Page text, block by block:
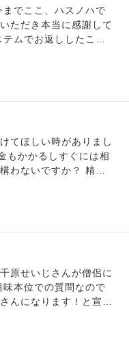
） 特殊な事情を抱え
（Nocturnes, 2009）
『忘れられた巨人』
』（Klara and the Su
しいとこ
に思います。ここまで
した。
でここ、ハスノハで
ただき本当に感謝して
ムでお返ししたこと
らず、いつか助けてい
接お礼させていただき
ました。 そこで
、門徒さんや檀家と
ったお寺だけにお世話
ん。 いつかハスノハ
どのようにするのがベ
てほしい時がありまし
もかかるしすぐには相
いですか？ 精神
の相談窓口教えてくだ
原せいじさんが僧侶に
本位での質問なので
んになります！と宣言
しょうか？ ある程度
乗れないのでしょう